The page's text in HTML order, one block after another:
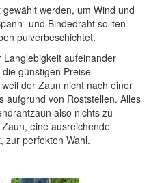
werden, um Wind und
und Bindedraht sollten
pulverbeschichtet.
aufeinander
günstigen Preise
der Zaun nicht nach einer
aufgrund von Roststellen. Alles
also nichts zu
eine ausreichende
zur perfekten Wahl.